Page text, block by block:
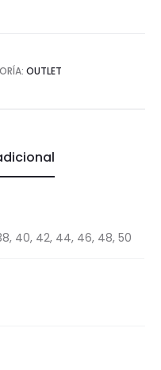
OUTLET
40, 42, 44, 46, 48, 50